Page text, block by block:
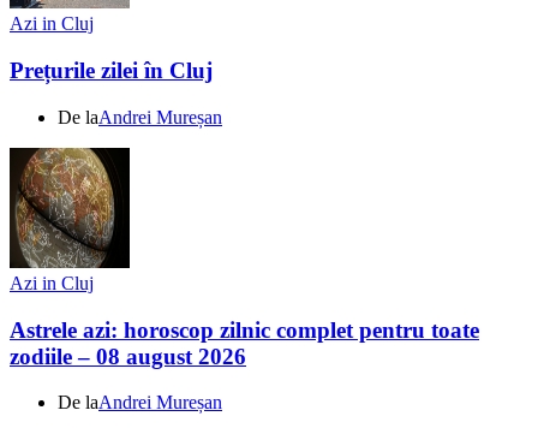
Azi in Cluj
Prețurile zilei în Cluj
De laAndrei Mureșan
Azi in Cluj
Astrele azi: horoscop zilnic complet pentru toate
zodiile – 08 august 2026
De laAndrei Mureșan